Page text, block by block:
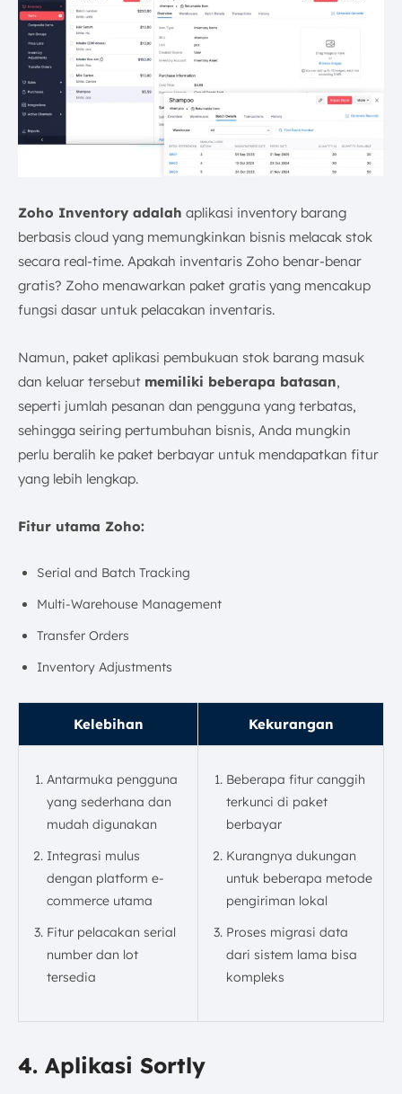
Zoho Inventory adalah aplikasi inventory barang
berbasis cloud yang memungkinkan bisnis melacak stok
secara real-time. Apakah inventaris Zoho benar-benar
gratis? Zoho menawarkan paket gratis yang mencakup
fungsi dasar untuk pelacakan inventaris.
Namun, paket aplikasi pembukuan stok barang masuk
dan keluar tersebut memiliki beberapa batasan,
seperti jumlah pesanan dan pengguna yang terbatas,
sehingga seiring pertumbuhan bisnis, Anda mungkin
perlu beralih ke paket berbayar untuk mendapatkan fitur
yang lebih lengkap.
Fitur utama Zoho:
Serial and Batch Tracking
Multi-Warehouse Management
Transfer Orders
Inventory Adjustments
Kelebihan Kekurangan
Antarmuka pengguna
yang sederhana dan
mudah digunakan
Integrasi mulus
dengan platform e-
commerce utama
Fitur pelacakan serial
number dan lot
tersedia
Beberapa fitur canggih
terkunci di paket
berbayar
Kurangnya dukungan
untuk beberapa metode
pengiriman lokal
Proses migrasi data
dari sistem lama bisa
kompleks
4. Aplikasi Sortly